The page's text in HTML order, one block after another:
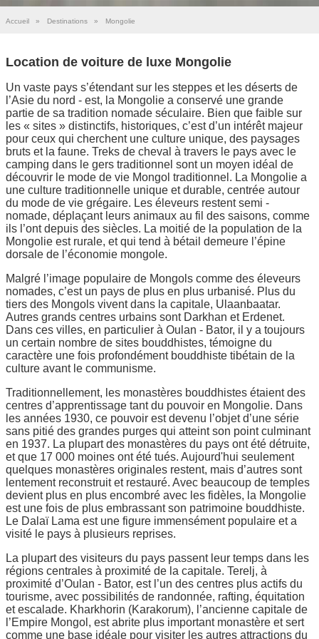
Accueil » Destinations » Mongolie
Location de voiture de luxe Mongolie
Un vaste pays s’étendant sur les steppes et les déserts de
l’Asie du nord - est, la Mongolie a conservé une grande
partie de sa tradition nomade séculaire. Bien que faible sur
les « sites » distinctifs, historiques, c’est d’un intérêt majeur
pour ceux qui cherchent une culture unique, des paysages
bruts et la faune. Treks de cheval à travers le pays avec le
camping dans le gers traditionnel sont un moyen idéal de
découvrir le mode de vie Mongol traditionnel. La Mongolie a
une culture traditionnelle unique et durable, centrée autour
du mode de vie grégaire. Les éleveurs restent semi -
nomade, déplaçant leurs animaux au fil des saisons, comme
ils l’ont depuis des siècles. La moitié de la population de la
Mongolie est rurale, et qui tend à bétail demeure l’épine
dorsale de l’économie mongole.
Malgré l’image populaire de Mongols comme des éleveurs
nomades, c’est un pays de plus en plus urbanisé. Plus du
tiers des Mongols vivent dans la capitale, Ulaanbaatar.
Autres grands centres urbains sont Darkhan et Erdenet.
Dans ces villes, en particulier à Oulan - Bator, il y a toujours
un certain nombre de sites bouddhistes, témoigne du
caractère une fois profondément bouddhiste tibétain de la
culture avant le communisme.
Traditionnellement, les monastères bouddhistes étaient des
centres d’apprentissage tant du pouvoir en Mongolie. Dans
les années 1930, ce pouvoir est devenu l’objet d’une série
sans pitié des grandes purges qui atteint son point culminant
en 1937. La plupart des monastères du pays ont été détruite,
et que 17 000 moines ont été tués. Aujourd'hui seulement
quelques monastères originales restent, mais d’autres sont
lentement reconstruit et restauré. Avec beaucoup de temples
devient plus en plus encombré avec les fidèles, la Mongolie
est une fois de plus embrassant son patrimoine bouddhiste.
Le Dalaï Lama est une figure immensément populaire et a
visité le pays à plusieurs reprises.
La plupart des visiteurs du pays passent leur temps dans les
régions centrales à proximité de la capitale. Terelj, à
proximité d’Oulan - Bator, est l’un des centres plus actifs du
tourisme, avec possibilités de randonnée, rafting, équitation
et escalade. Kharkhorin (Karakorum), l’ancienne capitale de
l’Empire Mongol, est abrite plus important monastère et sert
comme une base idéale pour visiter les autres attractions du